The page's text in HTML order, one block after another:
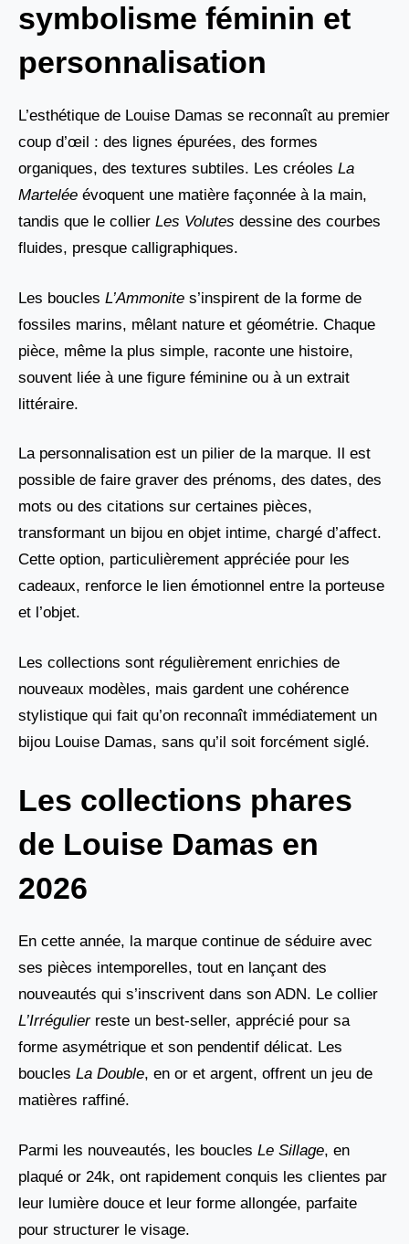
symbolisme féminin et
personnalisation
L’esthétique de Louise Damas se reconnaît au premier
coup d’œil : des lignes épurées, des formes
organiques, des textures subtiles. Les créoles La
Martelée évoquent une matière façonnée à la main,
tandis que le collier Les Volutes dessine des courbes
fluides, presque calligraphiques.
Les boucles L’Ammonite s’inspirent de la forme de
fossiles marins, mêlant nature et géométrie. Chaque
pièce, même la plus simple, raconte une histoire,
souvent liée à une figure féminine ou à un extrait
littéraire.
La personnalisation est un pilier de la marque. Il est
possible de faire graver des prénoms, des dates, des
mots ou des citations sur certaines pièces,
transformant un bijou en objet intime, chargé d’affect.
Cette option, particulièrement appréciée pour les
cadeaux, renforce le lien émotionnel entre la porteuse
et l’objet.
Les collections sont régulièrement enrichies de
nouveaux modèles, mais gardent une cohérence
stylistique qui fait qu’on reconnaît immédiatement un
bijou Louise Damas, sans qu’il soit forcément siglé.
Les collections phares
de Louise Damas en
2026
En cette année, la marque continue de séduire avec
ses pièces intemporelles, tout en lançant des
nouveautés qui s’inscrivent dans son ADN. Le collier
L’Irrégulierreste un best-seller, apprécié pour sa
forme asymétrique et son pendentif délicat. Les
boucles La Double, en or et argent, offrent un jeu de
matières raffiné.
Parmi les nouveautés, les boucles Le Sillage, en
plaqué or 24k, ont rapidement conquis les clientes par
leur lumière douce et leur forme allongée, parfaite
pour structurer le visage.